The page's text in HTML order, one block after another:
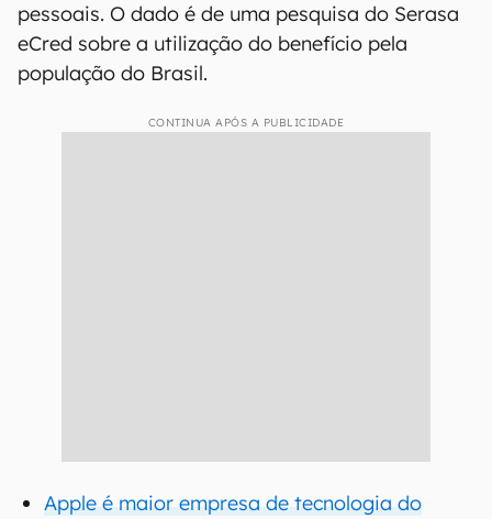
pessoais. O dado é de uma pesquisa do Serasa
eCred sobre a utilização do benefício pela
população do Brasil.
CONTINUA APÓS A PUBLICIDADE
Apple é maior empresa de tecnologia do